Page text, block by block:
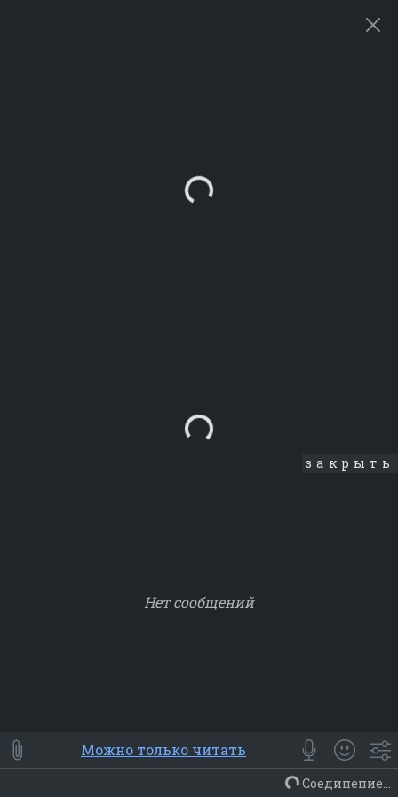
Loading... закрыть
Нет сообщений
⭐ Мои Smile
😀 Emoji
Смайлики
Люди Животные Еда Объекты
Можно только читать
Соединение...